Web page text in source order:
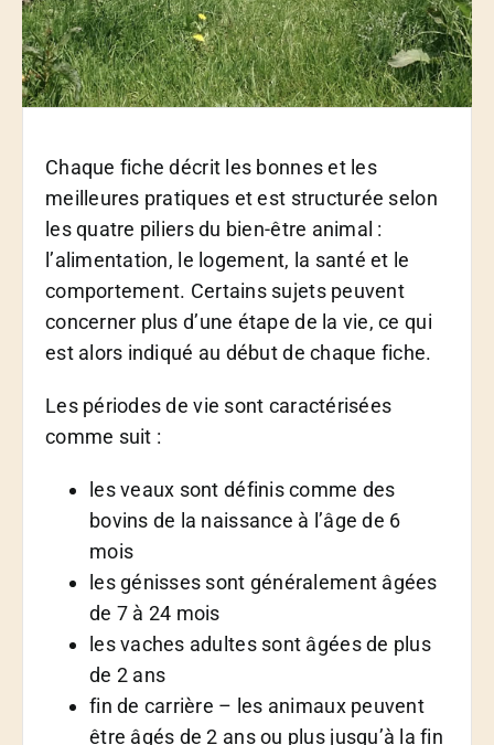
Chaque fiche décrit les bonnes et les
meilleures pratiques et est structurée selon
les quatre piliers du bien-être animal :
l’alimentation, le logement, la santé et le
comportement. Certains sujets peuvent
concerner plus d’une étape de la vie, ce qui
est alors indiqué au début de chaque fiche.
Les périodes de vie sont caractérisées
comme suit :
les veaux sont définis comme des
bovins de la naissance à l’âge de 6
mois
les génisses sont généralement âgées
de 7 à 24 mois
les vaches adultes sont âgées de plus
de 2 ans
fin de carrière – les animaux peuvent
être âgés de 2 ans ou plus jusqu’à la fin